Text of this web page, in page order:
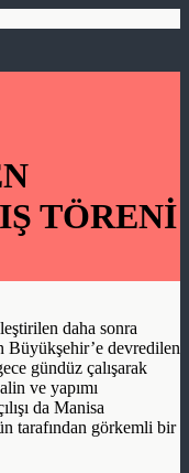
TÖRENİ
daha sonra
Büyükşehir’e devredilen
gündüz çalışarak
ve yapımı
da Manisa
tarafından görkemli bir